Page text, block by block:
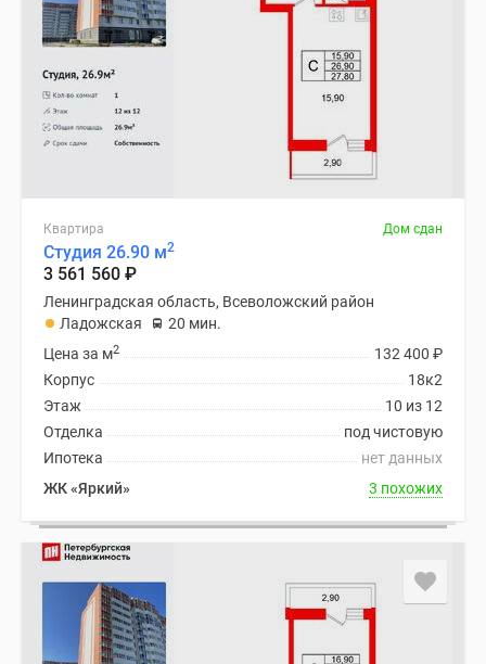
Квартира Дом сдан
Студия 26.90 м2
3 561 560 ₽
Ленинградская область, Всеволожский район
Ладожская
20 мин.
132 400 ₽
Цена за м2
18к2
Корпус
10 из 12
Этаж
под чистовую
Отделка
нет данных
Ипотека
ЖК «Яркий»
3 похожих